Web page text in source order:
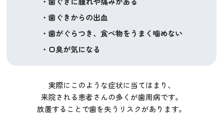
・ 歯ぐきからの出血
・ 歯がぐらつき、食べ物をうまく噛めない
・ 口臭が気になる
実際にこのような症状に当てはまり、
来院される患者さんの多くが歯周病です。
放置することで歯を失うリスクがあります。